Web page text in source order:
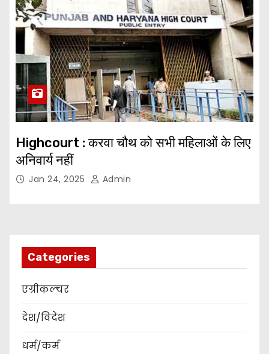
Highcourt : करवा चौथ को सभी महिलाओं के लिए
अनिवार्य नहीं
Jan 24, 2025 Admin
Categories
एग्रीकल्चर
देश/विदेश
धर्म/कर्म